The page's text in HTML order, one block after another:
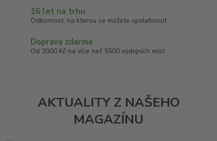
16 let na trhu
Odbornost, na kterou se můžete spolehnout
Doprava zdarma
Od 3000 Kč na více než 5500 výdejních míst
AKTUALITY Z NAŠEHO
MAGAZÍNU